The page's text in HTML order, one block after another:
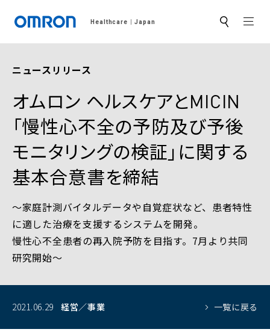
Healthcare Japan サ
ト
ニュースリリース
オムロン ヘルスケアとMICIN
「慢性心不全の予防及び予後
モニタリングの検証」に関する
基本合意書を締結
～家庭計測バイタルデータや自覚症状など、患者特性
に適した治療を支援するシステムを開発。
慢性心不全患者の再入院予防を目指す。7月より共同
研究開始～
2021.06.29 経営／事業 一覧に戻る